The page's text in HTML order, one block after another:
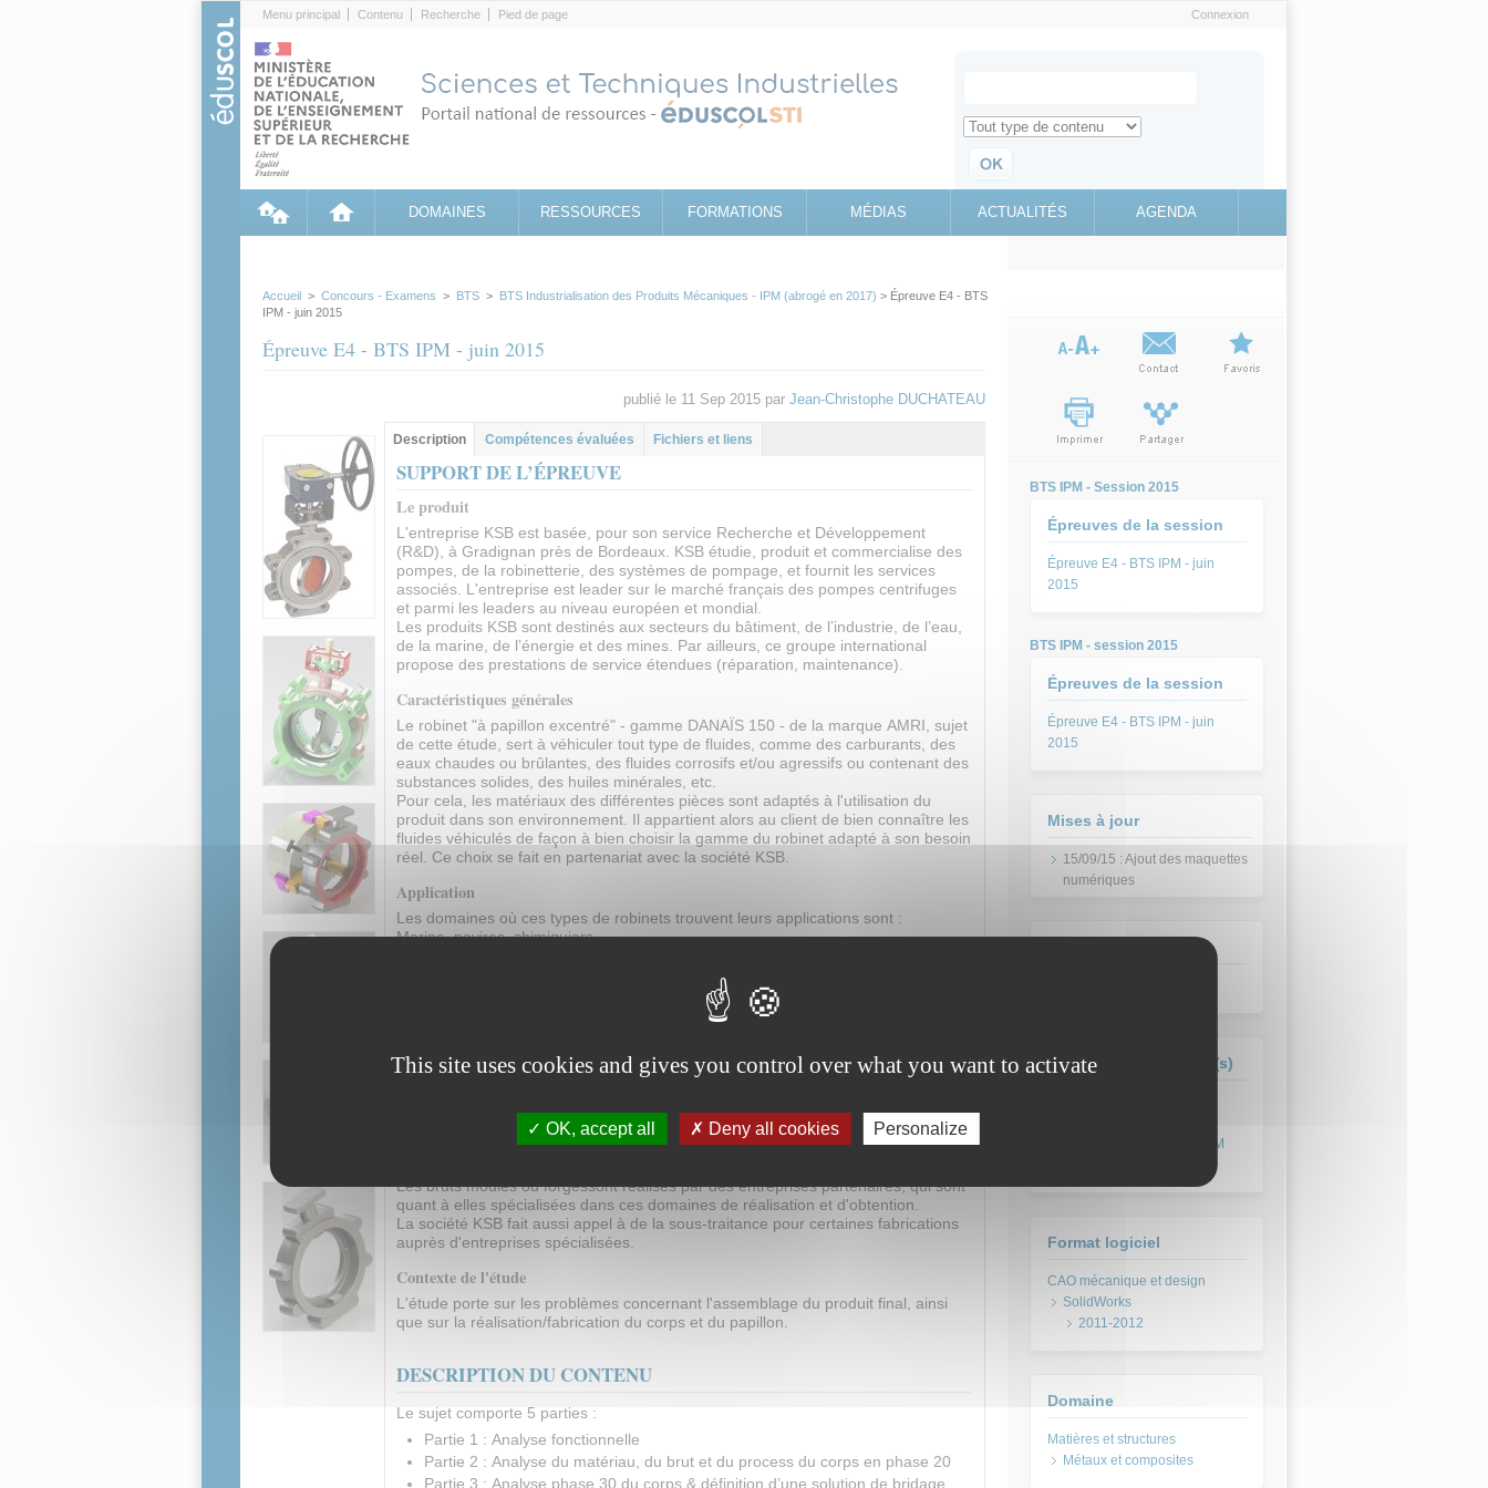
Menu principal Contenu Recherche Pied de page Connexion
Search for
Retrouvez toute l'information sur le site education.gouv.fr
DOMAINES RESSOURCES FORMATIONS MÉDIAS ACTUALITÉS AGENDA
Accueil > Concours - Examens > BTS > BTS Industrialisation des Produits Mécaniques - IPM (abrogé en 2017) > Épreuve E4 - BTS
IPM - juin 2015
Épreuve E4 - BTS IPM - juin 2015
publié le 11 Sep 2015 par Jean-Christophe DUCHATEAU
Groupe principal
Description (onglet
actif)
Compétences évaluées Fichiers et liens
SUPPORT DE L’ÉPREUVE
Le produit
L'entreprise KSB est basée, pour son service Recherche et Développement
(R&D), à Gradignan près de Bordeaux. KSB étudie, produit et commercialise des
pompes, de la robinetterie, des systèmes de pompage, et fournit les services
associés. L'entreprise est leader sur le marché français des pompes centrifuges
et parmi les leaders au niveau européen et mondial.
Les produits KSB sont destinés aux secteurs du bâtiment, de l’industrie, de l’eau,
de la marine, de l’énergie et des mines. Par ailleurs, ce groupe international
propose des prestations de service étendues (réparation, maintenance).
Caractéristiques générales
Le robinet "à papillon excentré" - gamme DANAÏS 150 - de la marque AMRI, sujet
de cette étude, sert à véhiculer tout type de fluides, comme des carburants, des
eaux chaudes ou brûlantes, des fluides corrosifs et/ou agressifs ou contenant des
substances solides, des huiles minérales, etc.
Pour cela, les matériaux des différentes pièces sont adaptés à l'utilisation du
produit dans son environnement. Il appartient alors au client de bien connaître les
fluides véhiculés de façon à bien choisir la gamme du robinet adapté à son besoin
réel. Ce choix se fait en partenariat avec la société KSB.
Application
Les domaines où ces types de robinets trouvent leurs applications sont :
Marine, navires, chimiquiers.
Vapeur basse pression, vide et de façon plus générale toute application
nécessitant l'utilisation d'un robinet à papillon décalé (aussi appelé papillon à
Les robinets à papillon de la marque AMRI sont fabriqués et assemblés à La
Roche-Chalais, située à environ 80 km du service R&D de Gradignan. Ces deux
entités travaillent en étroite collaboration de façon à optimiser l'étude, le
Les bruts moulés ou forgéssont réalisés par des entreprises partenaires, qui sont
quant à elles spécialisées dans ces domaines de réalisation et d'obtention.
La société KSB fait aussi appel à de la sous-traitance pour certaines fabrications
auprès d'entreprises spécialisées.
Contexte de l'étude
L'étude porte sur les problèmes concernant l'assemblage du produit final, ainsi
que sur la réalisation/fabrication du corps et du papillon.
DESCRIPTION DU CONTENU
Le sujet comporte 5 parties :
Partie 1 : Analyse fonctionnelle
Partie 2 : Analyse du matériau, du brut et du process du corps en phase 20
Partie 3 : Analyse phase 30 du corps & définition d’une solution de bridage
BTS IPM - Session 2015
Épreuves de la session
Épreuve E4 - BTS IPM - juin
2015
BTS IPM - session 2015
Épreuves de la session
Épreuve E4 - BTS IPM - juin
2015
Mises à jour
15/09/15 : Ajout des maquettes
numériques
Formation(s) concernée(s)
Produits Mécaniques - IPM
Format logiciel
SolidWorks
2011-2012
Domaine
Métaux et composites
This site uses cookies and gives you control over what you want to activate
OK, accept all Deny all cookies Personalize